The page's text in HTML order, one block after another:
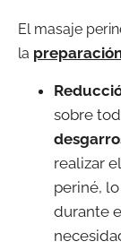
El masaje
la
sobre
realizar
periné,
durante